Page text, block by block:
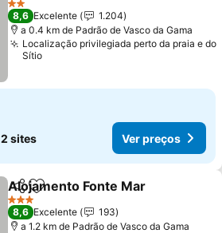
2 Estrelas
8,6 Excelente
1.204
a 0.4 km de Padrão de Vasco da Gama
Localização privilegiada perto da praia e do
Sítio
2 sites Ver preços
PartilharAdicionar aos favoritos
Alojamento Fonte Mar
3 Estrelas
8,6 Excelente
193
a 1.2 km de Padrão de Vasco da Gama